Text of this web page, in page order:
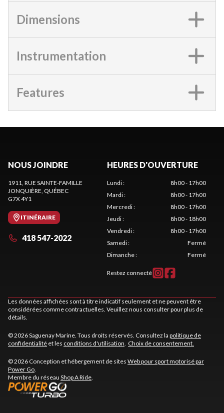
Dimensions
Instrumentation
Features
NOUS JOINDRE
1911, RUE SAINTE-FAMILLE
JONQUIÈRE , QUÉBEC
G7X 4Y1
ITINÉRAIRE
418 547-2022
HEURES D'OUVERTURE
Lundi:
8h00 - 17h00
Mardi:
8h00 - 17h00
Mercredi:
8h00 - 17h00
Jeudi:
8h00 - 18h00
Vendredi:
8h00 - 17h00
Samedi:
Fermé
Dimanche: Fermé
Restez connecté
Les données affichées sont à titre indicatif seulement et ne peuvent être
considérées comme contractuelles. Veuillez nous consulter pour plus de
détails.
© 2026 Saguenay Marine. Tous droits réservés. Consultez la politique de
confidentialité et les conditions d'utilisation Choix de consentement.
© 2026 Conception et hébergement de sites Web pour sport motorisé par
Power Go
Membre du réseau Shop A Ride